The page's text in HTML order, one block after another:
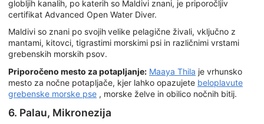
globljih kanalih, po katerih so Maldivi znani, je priporočljiv
certifikat Advanced Open Water Diver.
Maldivi so znani po svojihvelike pelagične živali, vključno z
mantami, kitovci, tigrastimi morskimi psi in različnimi vrstami
grebenskih morskih psov.
Priporočeno mesto za potapljanje: Maaya Thila je vrhunsko
mesto za nočne potapljače, kjer lahko opazujete beloplavute
grebenske morske pse , morske želve in obilico nočnih bitij.
6. Palau, Mikronezija